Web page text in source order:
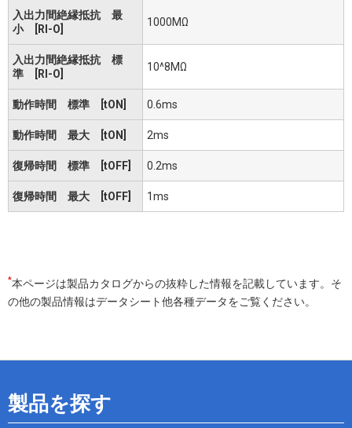
入出力間絶縁抵抗 最
小 [RI-O]
1000MΩ
入出力間絶縁抵抗 標
準 [RI-O]
10^8MΩ
動作時間 標準 [tON] 0.6ms
動作時間 最大 [tON] 2ms
復帰時間 標準 [tOFF] 0.2ms
復帰時間 最大 [tOFF] 1ms
*本ページは製品カタログからの抜粋した情報を記載しています。そ
の他の製品情報はデータシート他各種データをご覧ください。
製品を探す